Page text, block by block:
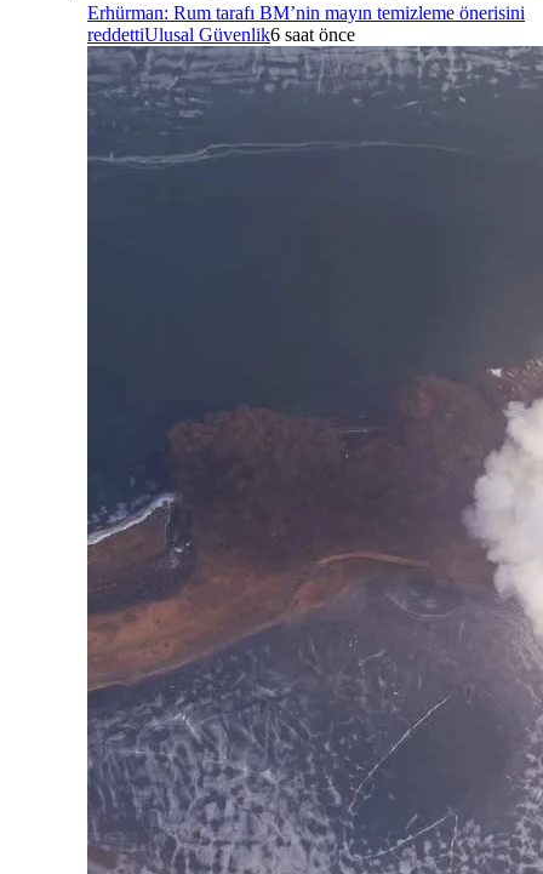
Erhürman: Rum tarafı BM’nin mayın temizleme önerisini
reddettiUlusal Güvenlik6 saat önce